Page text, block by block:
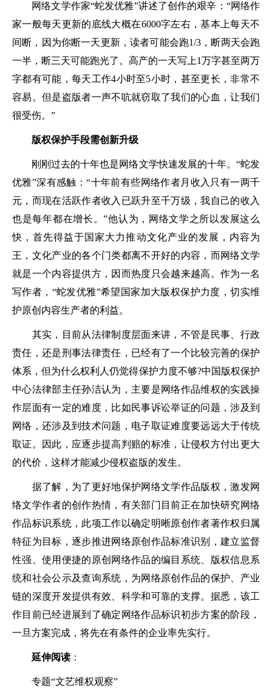
网络文学作家“蛇发优雅”讲述了创作的艰辛：“网络作
家一般每天更新的底线大概在6000字左右，基本上每天不
间断，因为你断一天更新，读者可能会跑1/3，断两天会跑
一半，断三天可能跑光了。高产的一天写上1万字甚至两万
字都有可能，每天工作4小时至5小时，甚至更长，非常不
容易。但是盗版者一声不吭就窃取了我们的心血，让我们
很受伤。”
版权保护手段需创新升级
刚刚过去的十年也是网络文学快速发展的十年。“蛇发
优雅”深有感触：“十年前有些网络作者月收入只有一两千
元，而现在活跃作者收入已跃升至千万级，我自己的收入
也是每年都在增长。”他认为，网络文学之所以发展这么
快，首先得益于国家大力推动文化产业的发展，内容为
王，文化产业的各个门类都离不开好的内容，而网络文学
就是一个内容提供方，因而热度只会越来越高。作为一名
写作者，“蛇发优雅”希望国家加大版权保护力度，切实维
护原创内容生产者的利益。
其实，目前从法律制度层面来讲，不管是民事、行政
责任，还是刑事法律责任，已经有了一个比较完善的保护
体系，但为什么权利人仍觉得保护力度不够?中国版权保护
中心法律部主任孙洁认为，主要是网络作品维权的实践操
作层面有一定的难度，比如民事诉讼举证的问题，涉及到
网络，还涉及到技术问题，电子取证难度要远远大于传统
取证。因此，应逐步提高判赔的标准，让侵权方付出更大
的代价，这样才能减少侵权盗版的发生。
据了解，为了更好地保护网络文学作品版权，激发网
络文学作者的创作热情，有关部门目前正在加快研究网络
作品标识系统，此项工作以确定明晰原创作者著作权归属
特征为目标，逐步推进网络原创作品标准识别，建立监督
性强、使用便捷的原创网络作品的编目系统、版权信息系
统和社会公示及查询系统，为网络原创作品的保护、产业
链的深度开发提供有效、科学和可靠的支撑。据悉，该工
作目前已经进展到了确定网络作品标识初步方案的阶段，
一旦方案完成，将先在有条件的企业率先实行。
延伸阅读 ：
专题“文艺维权观察”